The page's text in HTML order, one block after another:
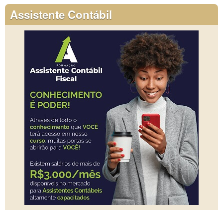
Assistente Contábil